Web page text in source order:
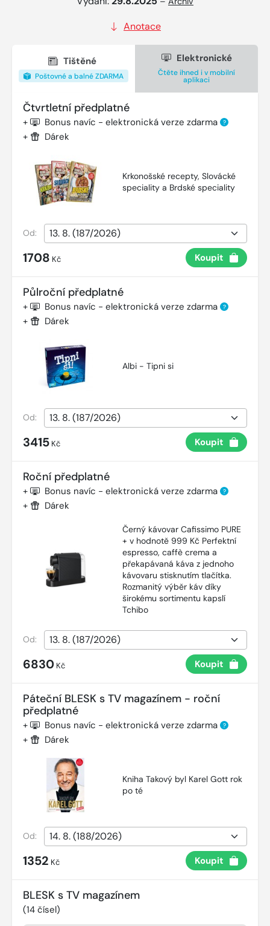
Anotace
Tištěné
Poštovné a balné ZDARMA
Elektronické
Čtěte ihned i v mobilní
aplikaci
Čtvrtletní předplatné
+ Bonus navíc - elektronická verze zdarma ?
+ Dárek
Krkonošské recepty, Slovácké
speciality a Brdské speciality
Od:
1708 Kč Koupit
Půlroční předplatné
+ Bonus navíc - elektronická verze zdarma ?
+ Dárek
Albi - Tipni si
Od:
3415 Kč Koupit
Roční předplatné
+ Bonus navíc - elektronická verze zdarma ?
+ Dárek
Černý kávovar Cafissimo PURE
+ v hodnotě 999 Kč Perfektní
espresso, caffè crema a
překapávaná káva z jednoho
kávovaru stisknutím tlačítka.
Rozmanitý výběr káv díky
širokému sortimentu kapslí
Tchibo
Od:
6830 Kč Koupit
Páteční BLESK s TV magazínem - roční
předplatné
+ Bonus navíc - elektronická verze zdarma ?
+ Dárek
Kniha Takový byl Karel Gott rok
po té
Od:
1352 Kč Koupit
BLESK s TV magazínem
(14 čísel)